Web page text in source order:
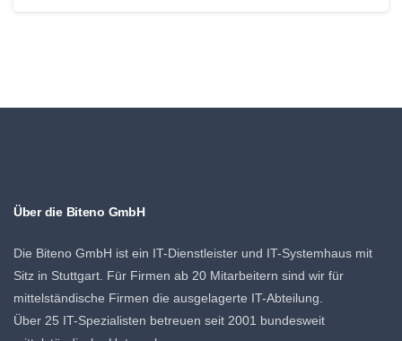
Über die Biteno GmbH
Die Biteno GmbH ist ein IT-Dienstleister und IT-Systemhaus mit
Sitz in Stuttgart. Für Firmen ab 20 Mitarbeitern sind wir für
mittelständische Firmen die ausgelagerte IT-Abteilung.
Über 25 IT-Spezialisten betreuen seit 2001 bundesweit